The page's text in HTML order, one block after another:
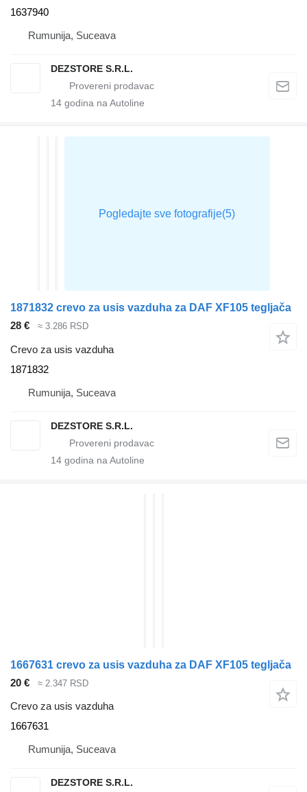
1637940
Rumunija, Suceava
DEZSTORE S.R.L.
14 godina na Autoline
1871832 crevo za usis vazduha za DAF XF105 tegljača
28 €
≈ 3.286 RSD
Crevo za usis vazduha
1871832
Rumunija, Suceava
DEZSTORE S.R.L.
14 godina na Autoline
1667631 crevo za usis vazduha za DAF XF105 tegljača
20 €
≈ 2.347 RSD
Crevo za usis vazduha
1667631
Rumunija, Suceava
DEZSTORE S.R.L.